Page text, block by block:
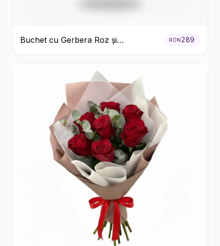
Buchet cu Gerbera Roz și
Crizanteme Verzi
RON289